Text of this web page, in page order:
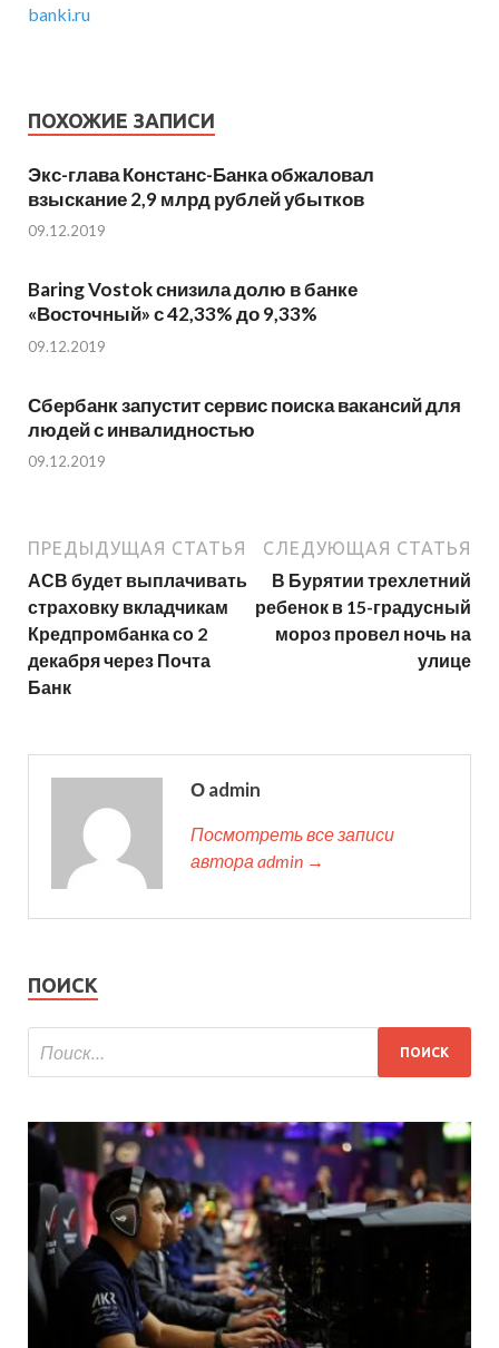
banki.ru
ПОХОЖИЕ ЗАПИСИ
Экс-глава Констанс-Банка обжаловал
взыскание 2,9 млрд рублей убытков
09.12.2019
Baring Vostok снизила долю в банке
«Восточный» с 42,33% до 9,33%
09.12.2019
Сбербанк запустит сервис поиска вакансий для
людей с инвалидностью
09.12.2019
ПРЕДЫДУЩАЯ СТАТЬЯ
АСВ будет выплачивать
страховку вкладчикам
Кредпромбанка со 2
декабря через Почта
Банк
СЛЕДУЮЩАЯ СТАТЬЯ
В Бурятии трехлетний
ребенок в 15-градусный
мороз провел ночь на
улице
О admin
Посмотреть все записи
автора admin →
ПОИСК